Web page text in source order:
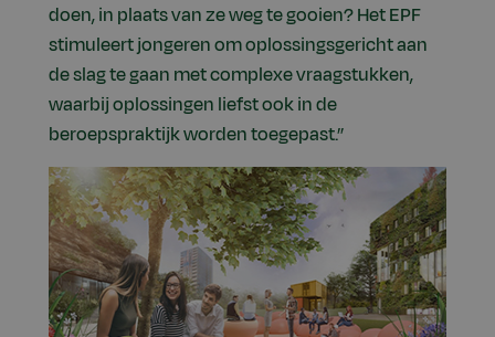
doen, in plaats van ze weg te gooien? Het EPF
stimuleert jongeren om oplossingsgericht aan
de slag te gaan met complexe vraagstukken,
waarbij oplossingen liefst ook in de
beroepspraktijk worden toegepast.”